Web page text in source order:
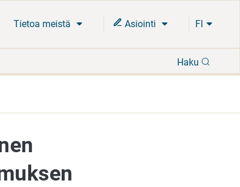
Tietoa meistä Asiointi FI
Haku